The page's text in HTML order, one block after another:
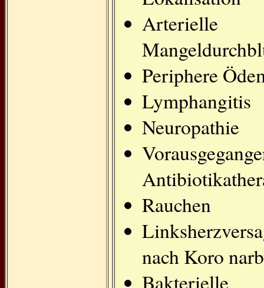
Arterielle
Periphere
Lymphangitis
Neuropathie
Rauchen
nach Koro
Bakterielle